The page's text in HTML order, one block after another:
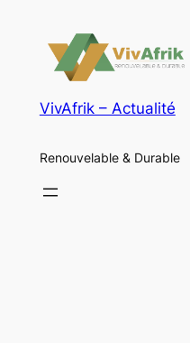
VivAfrik – Actualité
Renouvelable & Durable